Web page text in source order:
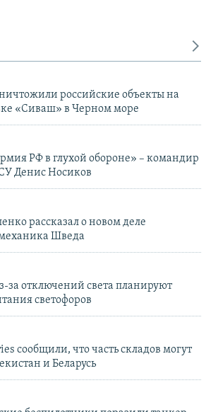
российские объекты на
«Сиваш» в Черном море
РФ в глухой обороне» – командир
Денис Носиков
рассказал о новом деле
Шведа
за отключений света планируют
светофоров
сообщили, что часть складов могут
и Беларусь